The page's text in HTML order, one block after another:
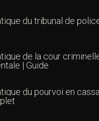
du tribunal de
de la cour
| Guide
du pourvoi en